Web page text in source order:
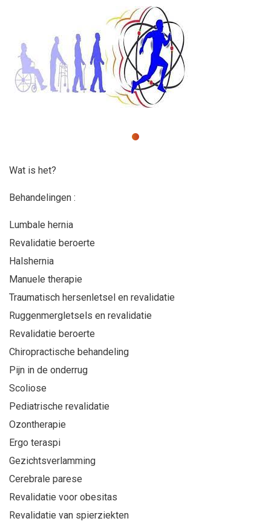
Wat is het?
Behandelingen :
Lumbale hernia
Revalidatie beroerte
Halshernia
Manuele therapie
Traumatisch hersenletsel en revalidatie
Ruggenmergletsels en revalidatie
Revalidatie beroerte
Chiropractische behandeling
Pijn in de onderrug
Scoliose
Pediatrische revalidatie
Ozontherapie
Ergo teraspi
Gezichtsverlamming
Cerebrale parese
Revalidatie voor obesitas
Revalidatie van spierziekten